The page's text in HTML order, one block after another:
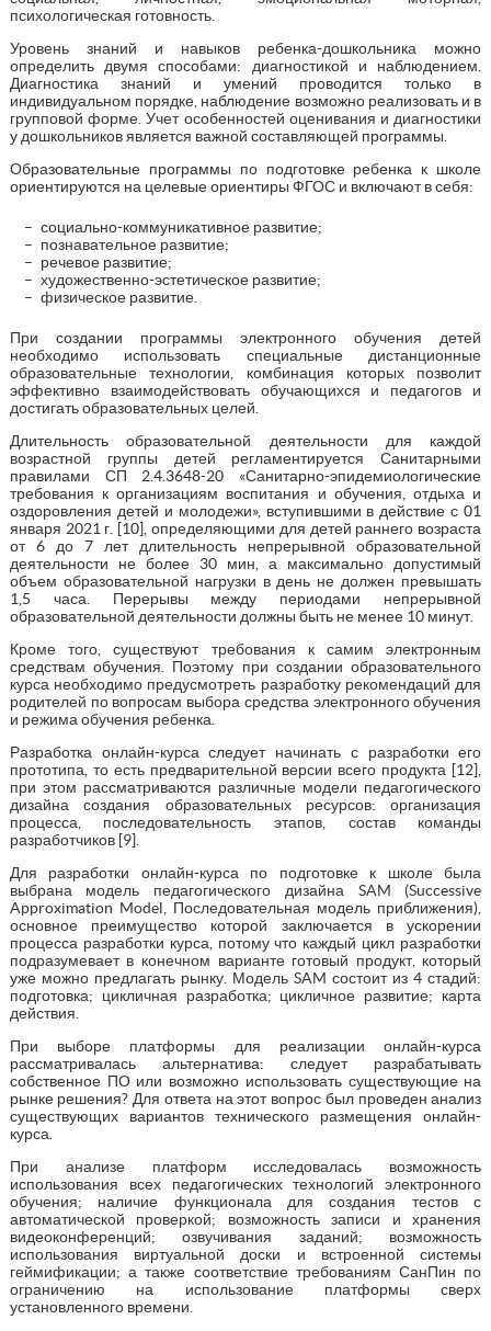
психологическая готовность.
Уровень знаний и навыков ребенка-дошкольника можно
определить двумя способами: диагностикой и наблюдением.
Диагностика знаний и умений проводится только в
индивидуальном порядке, наблюдение возможно реализовать и в
групповой форме. Учет особенностей оценивания и диагностики
у дошкольников является важной составляющей программы.
Образовательные программы по подготовке ребенка к школе
ориентируются на целевые ориентиры ФГОС и включают в себя:
социально-коммуникативное развитие;
познавательное развитие;
речевое развитие;
художественно-эстетическое развитие;
физическое развитие.
При создании программы электронного обучения детей
необходимо использовать специальные дистанционные
образовательные технологии, комбинация которых позволит
эффективно взаимодействовать обучающихся и педагогов и
достигать образовательных целей.
Длительность образовательной деятельности для каждой
возрастной группы детей регламентируется Санитарными
правилами СП 2.4.3648-20 «Санитарно-эпидемиологические
требования к организациям воспитания и обучения, отдыха и
оздоровления детей и молодежи», вступившими в действие с 01
января 2021 г. [10], определяющими для детей раннего возраста
от 6 до 7 лет длительность непрерывной образовательной
деятельности не более 30 мин, а максимально допустимый
объем образовательной нагрузки в день не должен превышать
1,5 часа. Перерывы между периодами непрерывной
образовательной деятельности должны быть не менее 10 минут.
Кроме того, существуют требования к самим электронным
средствам обучения. Поэтому при создании образовательного
курса необходимо предусмотреть разработку рекомендаций для
родителей по вопросам выбора средства электронного обучения
и режима обучения ребенка.
Разработка онлайн-курса следует начинать с разработки его
прототипа, то есть предварительной версии всего продукта [12],
при этом рассматриваются различные модели педагогического
дизайна создания образовательных ресурсов: организация
процесса, последовательность этапов, состав команды
разработчиков [9].
Для разработки онлайн-курса по подготовке к школе была
выбрана модель педагогического дизайна SAM (Successive
Approximation Model, Последовательная модель приближения),
основное преимущество которой заключается в ускорении
процесса разработки курса, потому что каждый цикл разработки
подразумевает в конечном варианте готовый продукт, который
уже можно предлагать рынку. Модель SAM состоит из 4 стадий:
подготовка; цикличная разработка; цикличное развитие; карта
действия.
При выборе платформы для реализации онлайн-курса
рассматривалась альтернатива: следует разрабатывать
собственное ПО или возможно использовать существующие на
рынке решения? Для ответа на этот вопрос был проведен анализ
существующих вариантов технического размещения онлайн-
курса.
При анализе платформ исследовалась возможность
использования всех педагогических технологий электронного
обучения; наличие функционала для создания тестов с
автоматической проверкой; возможность записи и хранения
видеоконференций; озвучивания заданий; возможность
использования виртуальной доски и встроенной системы
геймификации; а также соответствие требованиям СанПин по
ограничению на использование платформы сверх
установленного времени.